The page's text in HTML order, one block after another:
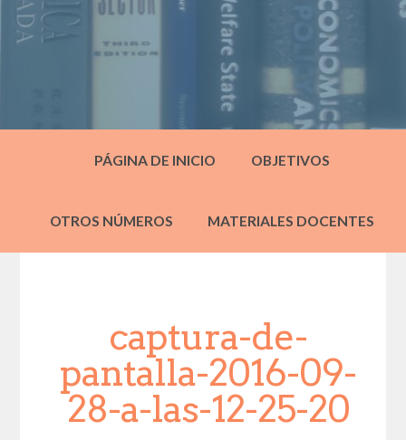
PÁGINA DE INICIO OBJETIVOS
OTROS NÚMEROS MATERIALES DOCENTES
captura-de-
pantalla-2016-09-
28-a-las-12-25-20